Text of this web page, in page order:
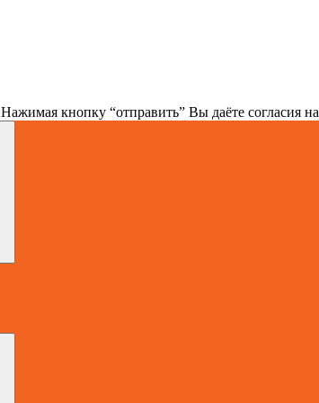
Нажимая кнопку “отправить” Вы даёте согласия на